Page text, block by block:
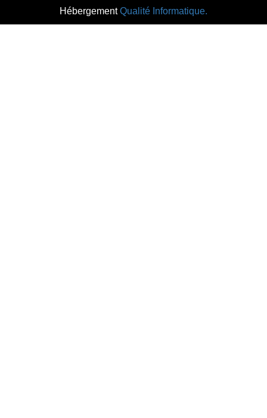
HébergementQualité Informatique.